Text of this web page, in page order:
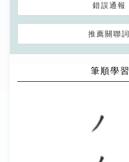
錯誤通報
推薦關聯詞
筆順學習